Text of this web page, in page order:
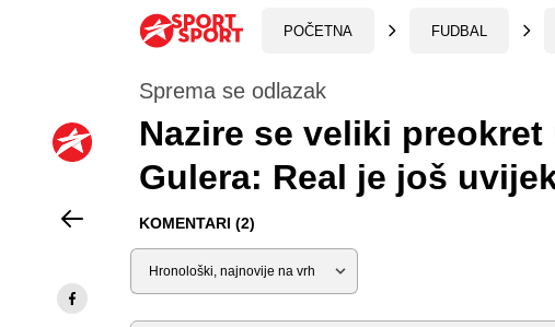
POČETNA FUDBAL
Sprema se odlazak
Nazire se veliki
Gulera: Real je još
KOMENTARI (2)
Sortiraj